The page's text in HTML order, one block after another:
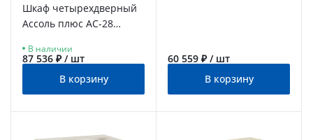
Шкаф четырехдверный
Ассоль плюс АС-28
В наличии
87 536 ₽ / шт
В корзину
60 559 ₽ / шт
В корзину